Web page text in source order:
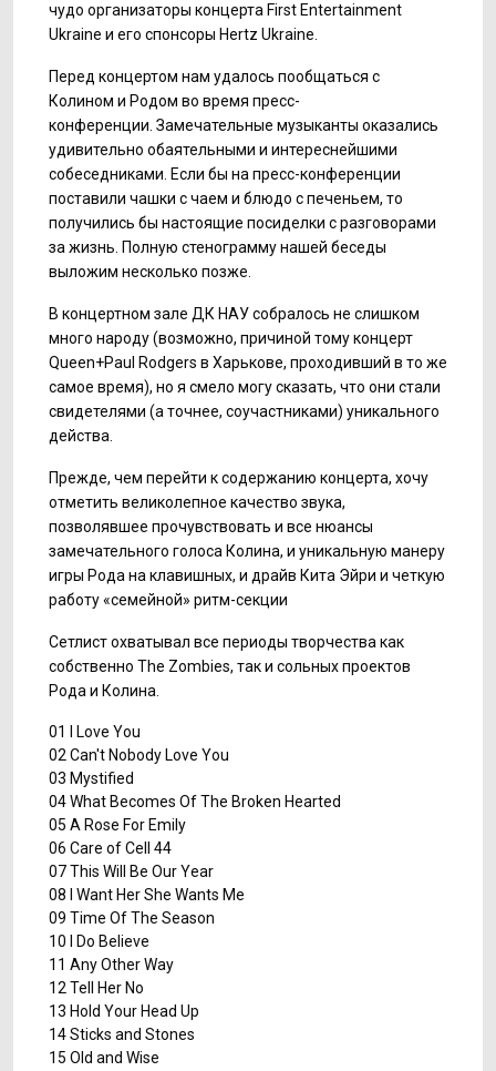
чудо организаторы концерта First Entertainment
Ukraine и его спонсоры Hertz Ukraine.
Перед концертом нам удалось пообщаться с
Колином и Родом во время пресс-
конференции. Замечательные музыканты оказались
удивительно обаятельными и интереснейшими
собеседниками. Если бы на пресс-конференции
поставили чашки с чаем и блюдо с печеньем, то
получились бы настоящие посиделки с разговорами
за жизнь. Полную стенограмму нашей беседы
выложим несколько позже.
В концертном зале ДК НАУ собралось не слишком
много народу (возможно, причиной тому концерт
Queen+Paul Rodgers в Харькове, проходивший в то же
самое время), но я смело могу сказать, что они стали
свидетелями (а точнее, соучастниками) уникального
действа.
Прежде, чем перейти к содержанию концерта, хочу
отметить великолепное качество звука,
позволявшее прочувствовать и все нюансы
замечательного голоса Колина, и уникальную манеру
игры Рода на клавишных, и драйв Кита Эйри и четкую
работу «семейной» ритм-секции
Сетлист охватывал все периоды творчества как
собственно The Zombies, так и сольных проектов
Рода и Колина.
01 I Love You
02 Can't Nobody Love You
03 Mystified
04 What Becomes Of The Broken Hearted
05 A Rose For Emily
06 Care of Cell 44
07 This Will Be Our Year
08 I Want Her She Wants Me
09 Time Of The Season
10 I Do Believe
11 Any Other Way
12 Tell Her No
13 Hold Your Head Up
14 Sticks and Stones
15 Old and Wise